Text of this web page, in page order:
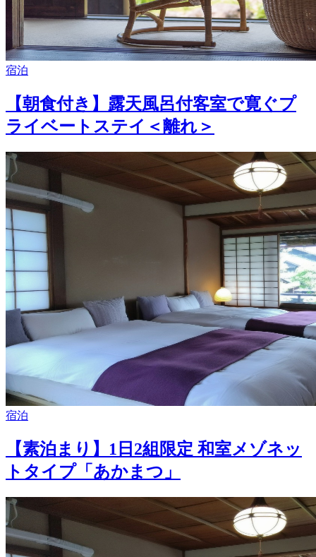
宿泊
【朝食付き】露天風呂付客室で寛ぐプ
ライベートステイ＜離れ＞
宿泊
【素泊まり】1日2組限定 和室メゾネッ
トタイプ「あかまつ」